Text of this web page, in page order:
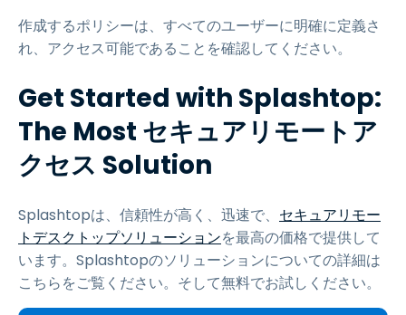
作成するポリシーは、すべてのユーザーに明確に定義さ
れ、アクセス可能であることを確認してください。
Get Started with Splashtop:
The Most セキュアリモートア
クセス Solution
Splashtopは、信頼性が高く、迅速で、 セキュアリモー
トデスクトップソリューションを最高の価格で提供して
います。Splashtopのソリューションについての詳細は
こちらをご覧ください。そして無料でお試しください。